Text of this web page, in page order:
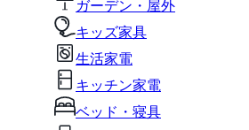
ガーデン・屋外
キッズ家具
生活家電
キッチン家電
ベッド・寝具